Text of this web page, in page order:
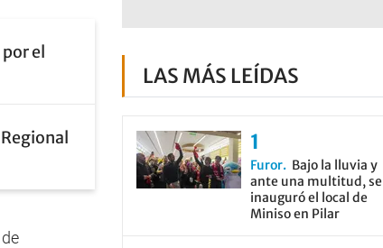
el
LAS MÁS LEÍDAS
Furor
Bajo la lluvia y
ante una multitud, se
inauguró el local de
Miniso en Pilar